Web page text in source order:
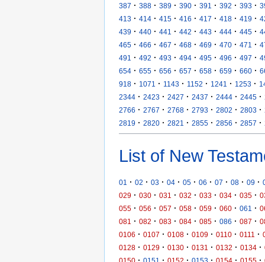
387 · 388 · 389 · 390 · 391 · 392 · 393 ·
413 · 414 · 415 · 416 · 417 · 418 · 419 ·
439 · 440 · 441 · 442 · 443 · 444 · 445 ·
465 · 466 · 467 · 468 · 469 · 470 · 471 ·
491
· 492 · 493 · 494 · 495 · 496 · 497 ·
654 · 655 · 656 · 657 · 658 · 659 · 660 ·
918 · 1071 · 1143 · 1152 · 1241 · 1253 ·
2344 · 2423 · 2427 · 2437 · 2444 · 2445 ·
2766 · 2767 · 2768 · 2793 · 2802 · 2803 ·
2819 · 2820 · 2821 · 2855 · 2856 · 2857 ·
List of New
01 · 02 · 03 · 04 · 05 · 06 · 07 · 08 · 09 ·
029 · 030 · 031 · 032 · 033 · 034 · 035 ·
055 · 056 · 057 · 058 · 059 · 060 · 061 ·
081
· 082 · 083 · 084 · 085 · 086 · 087 ·
0106 · 0107 · 0108 · 0109 · 0110 · 0111 ·
0128 · 0129 · 0130 · 0131 · 0132 · 0134 ·